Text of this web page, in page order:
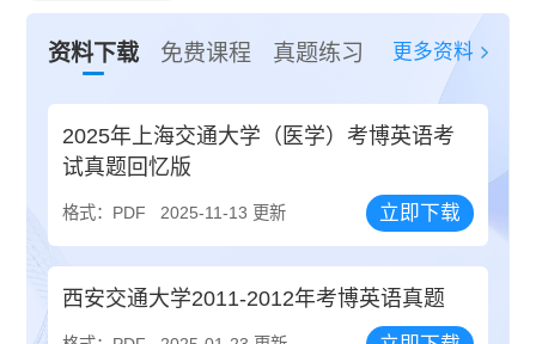
资料下载 免费课程 真题练习 更多资料
2025年上海交通大学（医学）考博英语考
试真题回忆版
格式：PDF 2025-11-13 更新 立即下载
西安交通大学2011-2012年考博英语真题